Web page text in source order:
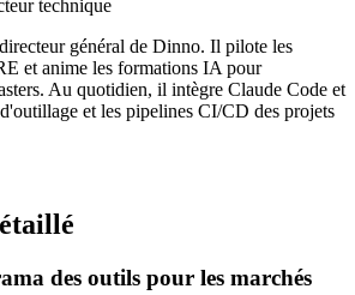
technique
général de Dinno. Il pilote les
et anime les formations IA pour
Au quotidien, il intègre Claude Code et
et les pipelines CI/CD des projets
des outils pour les marchés